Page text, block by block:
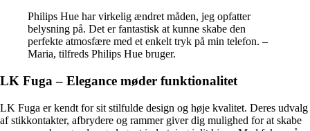
Philips Hue har virkelig ændret måden, jeg opfatter
belysning på. Det er fantastisk at kunne skabe den
perfekte atmosfære med et enkelt tryk på min telefon. –
Maria, tilfreds Philips Hue bruger.
LK Fuga – Elegance møder funktionalitet
LK Fuga er kendt for sit stilfulde design og høje kvalitet. Deres udvalg
af stikkontakter, afbrydere og rammer giver dig mulighed for at skabe